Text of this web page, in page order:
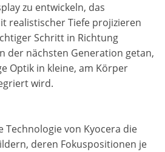
zu entwickeln, das
realistischer Tiefe projizieren
Schritt in Richtung
der nächsten Generation getan,
Optik in kleine, am Körper
wird.
Technologie von Kyocera die
deren Fokuspositionen je